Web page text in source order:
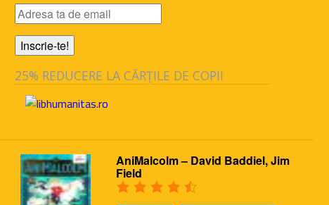
25% REDUCERE LA CĂRȚILE DE COPII
AniMalcolm – David Baddiel, Jim
Field